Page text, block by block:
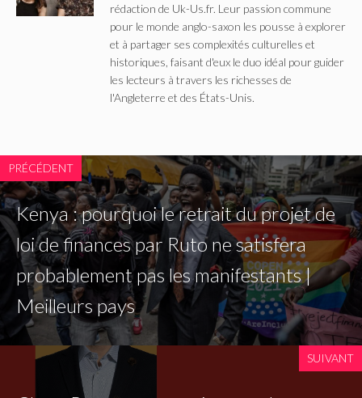
rédaction de Uk-Us.fr. Leur passion commune
pour le monde anglo-saxon les pousse à explorer
et à partager ses complexités culturelles et
historiques, faisant d'eux le duo idéal pour guider
les lecteurs à travers les richesses de
l'Angleterre et des États-Unis.
PRÉCÉDENT
Kenya : pourquoi le retrait du projet de
loi de finances par Ruto ne satisfera
probablement pas les manifestants |
Meilleurs pays
SUIVANT